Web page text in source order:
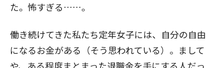
た。怖すぎる……。
働き続けてきた私たち定年女子には、自分の自由
になるお金がある（そう思われている）。まして